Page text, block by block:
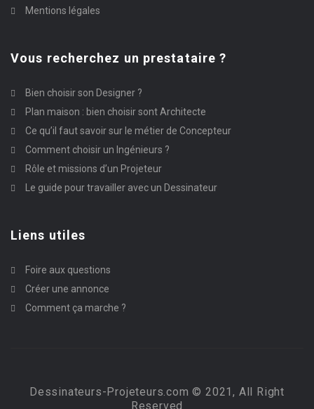
Mentions légales
Vous recherchez un prestataire ?
Bien choisir son Designer ?
Plan maison : bien choisir sont Architecte
Ce qu’il faut savoir sur le métier de Concepteur
Comment choisir un Ingénieurs ?
Rôle et missions d’un Projeteur
Le guide pour travailler avec un Dessinateur
Liens utiles
Foire aux questions
Créer une annonce
Comment ça marche ?
Dessinateurs-Projeteurs.com © 2021, All Right
Reserved